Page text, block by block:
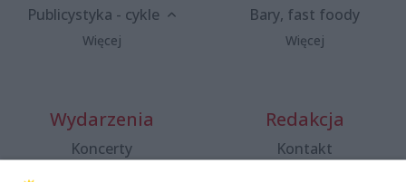
Publicystyka - cykle
Więcej
Bary, fast foody
Więcej
Wydarzenia
Koncerty
Redakcja
Kontakt